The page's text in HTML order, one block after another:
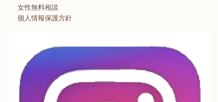
女性無料相談
個人情報保護方針